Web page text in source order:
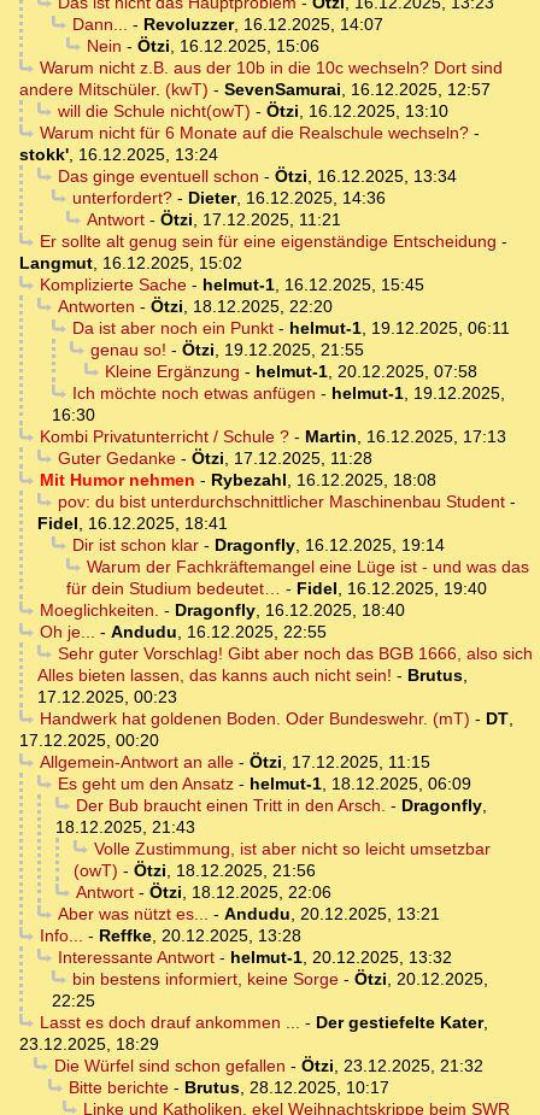
Dann... - Revoluzzer, 16.12.2025, 14:07
Nein - Ötzi, 16.12.2025, 15:06
Warum nicht z.B. aus der 10b in die 10c wechseln? Dort sind
andere Mitschüler. (kwT) - SevenSamurai, 16.12.2025, 12:57
will die Schule nicht(owT) - Ötzi, 16.12.2025, 13:10
Warum nicht für 6 Monate auf die Realschule wechseln?-
stokk', 16.12.2025, 13:24
Das ginge eventuell schon - Ötzi, 16.12.2025, 13:34
unterfordert?- Dieter, 16.12.2025, 14:36
Antwort- Ötzi, 17.12.2025, 11:21
Er sollte alt genug sein für eine eigenständige Entscheidung -
Langmut, 16.12.2025, 15:02
Komplizierte Sache- helmut-1, 16.12.2025, 15:45
Antworten - Ötzi, 18.12.2025, 22:20
Da ist aber noch ein Punkt- helmut-1, 19.12.2025, 06:11
genau so! - Ötzi, 19.12.2025, 21:55
Kleine Ergänzung - helmut-1, 20.12.2025, 07:58
Ich möchte noch etwas anfügen - helmut-1, 19.12.2025,
16:30
Kombi Privatunterricht / Schule ?- Martin, 16.12.2025, 17:13
Guter Gedanke- Ötzi, 17.12.2025, 11:28
Mit Humor nehmen - Rybezahl, 16.12.2025, 18:08
pov: du bist unterdurchschnittlicher Maschinenbau Student-
Fidel, 16.12.2025, 18:41
Dir ist schon klar- Dragonfly, 16.12.2025, 19:14
Warum der Fachkräftemangel eine Lüge ist - und was das
für dein Studium bedeutet… - Fidel, 16.12.2025, 19:40
Moeglichkeiten. - Dragonfly, 16.12.2025, 18:40
Oh je... - Andudu, 16.12.2025, 22:55
Sehr guter Vorschlag! Gibt aber noch das BGB 1666, also sich
Alles bieten lassen, das kanns auch nicht sein! - Brutus,
17.12.2025, 00:23
Handwerk hat goldenen Boden. Oder Bundeswehr. (mT) - DT,
17.12.2025, 00:20
Allgemein-Antwort an alle- Ötzi, 17.12.2025, 11:15
Es geht um den Ansatz- helmut-1, 18.12.2025, 06:09
Der Bub braucht einen Tritt in den Arsch. - Dragonfly,
18.12.2025, 21:43
Volle Zustimmung, ist aber nicht so leicht umsetzbar
(owT) - Ötzi, 18.12.2025, 21:56
Antwort- Ötzi, 18.12.2025, 22:06
Aber was nützt es... - Andudu, 20.12.2025, 13:21
Info... - Reffke, 20.12.2025, 13:28
Interessante Antwort- helmut-1, 20.12.2025, 13:32
bin bestens informiert, keine Sorge- Ötzi, 20.12.2025,
22:25
Lasst es doch drauf ankommen ... - Der gestiefelte Kater,
23.12.2025, 18:29
Die Würfel sind schon gefallen - Ötzi, 23.12.2025, 21:32
Bitte berichte- Brutus, 28.12.2025, 10:17
Linke und Katholiken, ekel Weihnachtskrippe beim SWR